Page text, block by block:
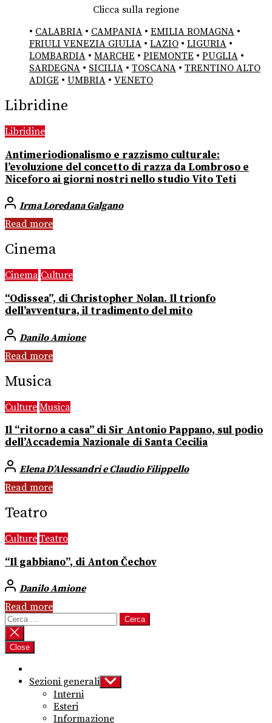
Clicca sulla regione
• CALABRIA • CAMPANIA • EMILIA ROMAGNA •
FRIULI VENEZIA GIULIA • LAZIO • LIGURIA •
LOMBARDIA • MARCHE • PIEMONTE • PUGLIA •
SARDEGNA • SICILIA • TOSCANA • TRENTINO ALTO
ADIGE • UMBRIA • VENETO
Libridine
Libridine
Antimeriodionalismo e razzismo culturale:
l’evoluzione del concetto di razza da Lombroso e
Niceforo ai giorni nostri nello studio Vito Teti
Irma Loredana Galgano
Read more
Cinema
Cinema Culture
“Odissea”, di Christopher Nolan. Il trionfo
dell’avventura, il tradimento del mito
Danilo Amione
Read more
Musica
Culture Musica
Il “ritorno a casa” di Sir Antonio Pappano, sul podio
dell’Accademia Nazionale di Santa Cecilia
Elena D’Alessandri e Claudio Filippello
Read more
Teatro
Culture Teatro
“Il gabbiano”, di Anton Čechov
Danilo Amione
Read more
Ricerca
per:
Close
Sezioni generali Show
sub
Interni
Esteri
Informazione